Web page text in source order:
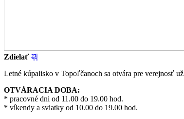
Zdielať
Letné kúpalisko v Topoľčanoch sa otvára pre verejnosť už
OTVÁRACIA DOBA:
* pracovné dni od 11.00 do 19.00 hod.
* víkendy a sviatky od 10.00 do 19.00 hod.